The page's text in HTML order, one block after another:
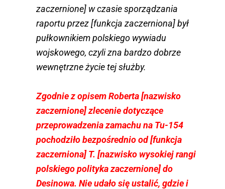
zaczernione] w czasie sporządzania
raportu przez [funkcja zaczerniona] był
pułkownikiem polskiego wywiadu
wojskowego, czyli zna bardzo dobrze
wewnętrzne życie tej służby.
Zgodnie z opisem Roberta [nazwisko
zaczernione] zlecenie dotyczące
przeprowadzenia zamachu na ­Tu-154
pochodziło bezpośrednio od [funkcja
zaczerniona] T. [nazwisko wysokiej rangi
polskiego polityka zaczernione] do
Desinowa. Nie udało się ustalić, gdzie i